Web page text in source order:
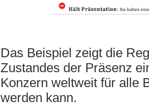
Das Beispiel zeigt die
Zustandes der Präsenz
Konzern weltweit für alle
werden kann.